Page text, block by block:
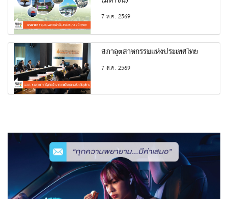
7 ส.ค. 2569
สภาอุตสาหกรรมแห่งประเทศไทย
7 ส.ค. 2569